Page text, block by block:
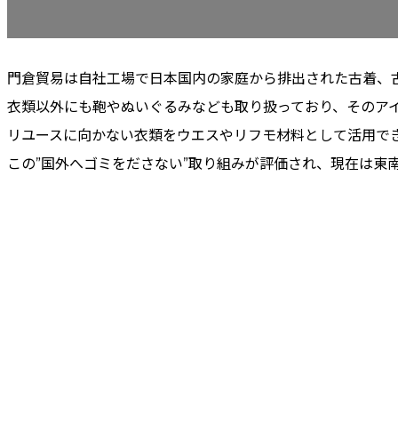
門倉貿易は自社工場で日本国内の家庭から排出された古着
衣類以外にも鞄やぬいぐるみなども取り扱っており、そのア
リユースに向かない衣類をウエスやリフモ材料として活用
この”国外へゴミをださない”取り組みが評価され、現在は